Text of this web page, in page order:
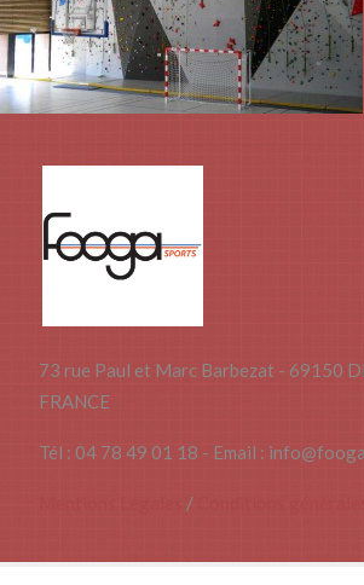
73 rue Paul et Marc Barbezat - 69150
FRANCE
Tél : 04 78 49 01 18 - Email :
/